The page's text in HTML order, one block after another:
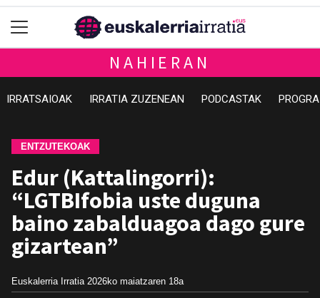
NAHIERAN
IRRATSAIOAK IRRATIA ZUZENEAN PODCASTAK
ENTZUTEKOAK
Edur (Kattalingorri):
“LGTBIfobia uste duguna
baino zabalduagoa dago gure
gizartean”
Euskalerria Irratia 2026ko maiatzaren 18a